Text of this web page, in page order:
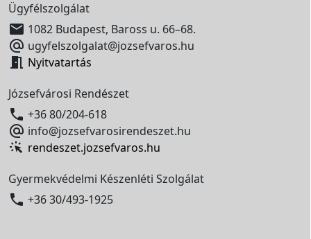
Ügyfélszolgálat
 1082 Budapest, Baross u. 66–68.
 ugyfelszolgalat@jozsefvaros.hu
 Nyitvatartás
Józsefvárosi Rendészet
 +36 80/204-618
 info@jozsefvarosirendeszet.hu
rendeszet.jozsefvaros.hu
Gyermekvédelmi Készenléti Szolgálat
 +36 30/493-1925